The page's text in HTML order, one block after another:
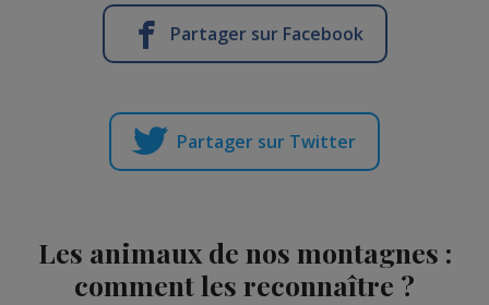
Partager sur Facebook
Partager sur Twitter
Les animaux de nos montagnes :
comment les reconnaître ?